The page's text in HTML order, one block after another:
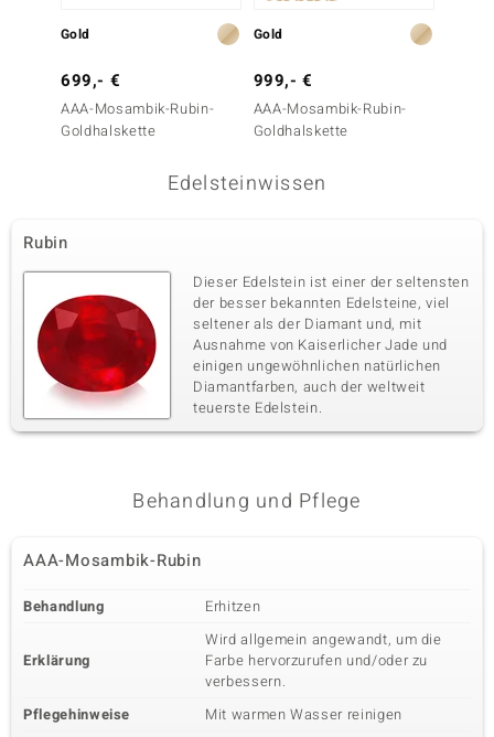
Gold
699,- €
AAA-Mosambik-Rubin-
Goldhalskette
Gold
999,- €
AAA-Mosambik-Rubin-
Goldhalskette
Edelsteinwissen
Rubin
Dieser Edelstein ist einer der seltensten
der besser bekannten Edelsteine, viel
seltener als der Diamant und, mit
Ausnahme von Kaiserlicher Jade und
einigen ungewöhnlichen natürlichen
Diamantfarben, auch der weltweit
teuerste Edelstein.
Behandlung und Pflege
AAA-Mosambik-Rubin
Behandlung Erhitzen
Erklärung
Wird allgemein angewandt, um die
Farbe hervorzurufen und/oder zu
verbessern.
Pflegehinweise
Mit warmen Wasser reinigen